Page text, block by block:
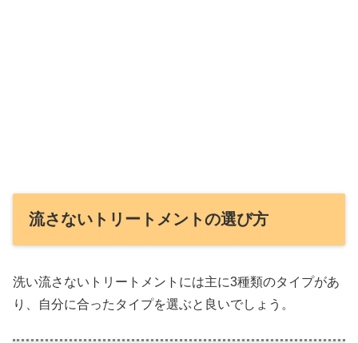
流さないトリートメントの選び方
洗い流さないトリートメントには主に3種類のタイプがあ
り、自分に合ったタイプを選ぶと良いでしょう。